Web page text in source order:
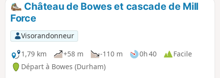
Château de Bowes et cascade de Mill
Force
Visorandonneur
1,79 km
+58 m -110 m 0h 40
Facile
Départ à Bowes (Durham)